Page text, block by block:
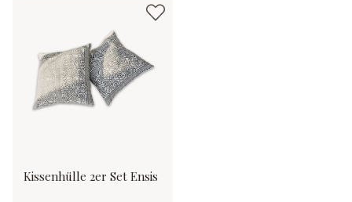
Kissenhülle 2er Set Ensis